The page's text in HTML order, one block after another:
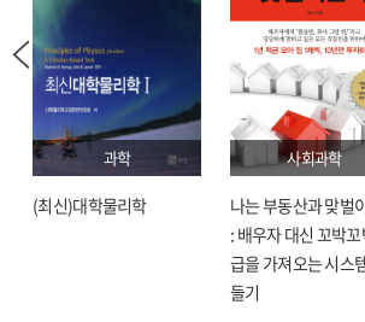
과학
(최신)대학물리학
사회과학
나는 부동산과 맞벌
: 배우자 대신 꼬박꼬
급을 가져오는 시스
들기